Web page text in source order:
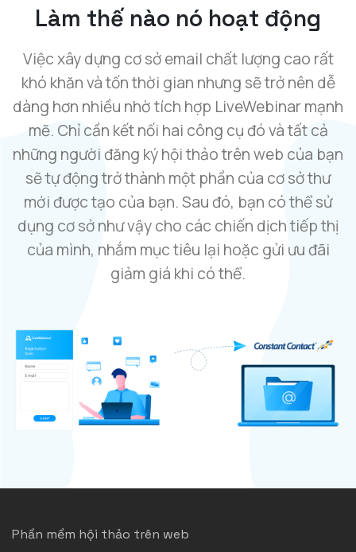
Làm thế nào nó hoạt động
Việc xây dựng cơ sở email chất lượng cao rất
khó khăn và tốn thời gian nhưng sẽ trở nên dễ
dàng hơn nhiều nhờ tích hợp LiveWebinar mạnh
mẽ. Chỉ cần kết nối hai công cụ đó và tất cả
những người đăng ký hội thảo trên web của bạn
sẽ tự động trở thành một phần của cơ sở thư
mới được tạo của bạn. Sau đó, bạn có thể sử
dụng cơ sở như vậy cho các chiến dịch tiếp thị
của mình, nhắm mục tiêu lại hoặc gửi ưu đãi
giảm giá khi có thể.
Phần mềm hội thảo trên web